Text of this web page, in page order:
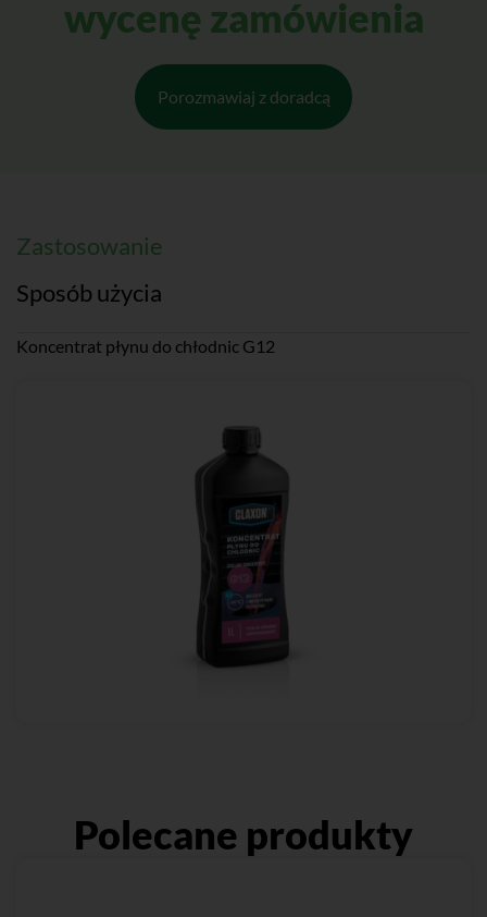
wycenę zamówienia
Porozmawiaj z doradcą
Zastosowanie
Sposób użycia
Koncentrat płynu do chłodnic G12
Rozcieńczać wodą demineralizowaną w stosunku 1:1
Polecane produkty